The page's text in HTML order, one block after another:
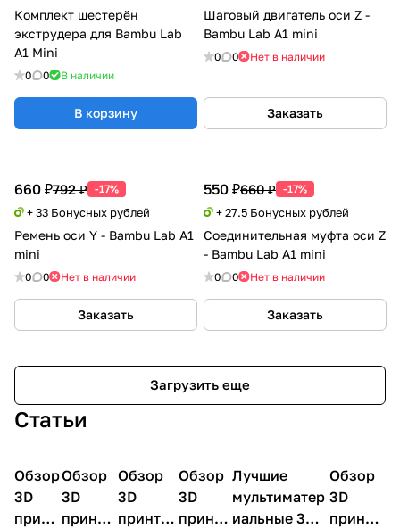
Комплект шестерён
экструдера для Bambu Lab
A1 Mini
0 0 В наличии
В корзину
Шаговый двигатель оси Z -
Bambu Lab A1 mini
0 0 Нет в наличии
Заказать
660 ₽792 ₽ -17%
+ 33 Бонусных рублей
Ремень оси Y - Bambu Lab A1
mini
0 0 Нет в наличии
Заказать
550 ₽660 ₽ -17%
+ 27.5 Бонусных рублей
Соединительная муфта оси Z
- Bambu Lab A1 mini
0 0 Нет в наличии
Заказать
Загрузить еще
Статьи
3D
принтеры
Обзор
3D
принт
3D
принтеры
Обзор
3D
принте
3D
принтеры
Обзор
3D
принтер
3D
принтеры
Обзор
3D
принте
3D принтеры
Лучшие
мультиматер
иальные 3D
3D
Обзор
3D
принте